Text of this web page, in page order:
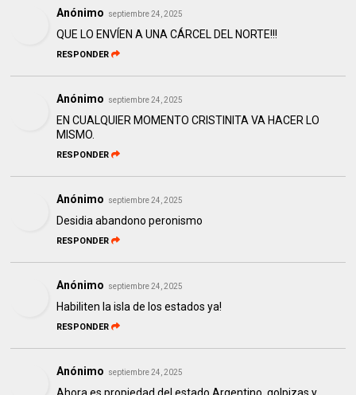
Anónimo septiembre 24, 2025
QUE LO ENVÍEN A UNA CÁRCEL DEL NORTE!!!
RESPONDER
Anónimo septiembre 24, 2025
EN CUALQUIER MOMENTO CRISTINITA VA HACER LO
MISMO.
RESPONDER
Anónimo septiembre 24, 2025
Desidia abandono peronismo
RESPONDER
Anónimo septiembre 24, 2025
Habiliten la isla de los estados ya!
RESPONDER
Anónimo septiembre 24, 2025